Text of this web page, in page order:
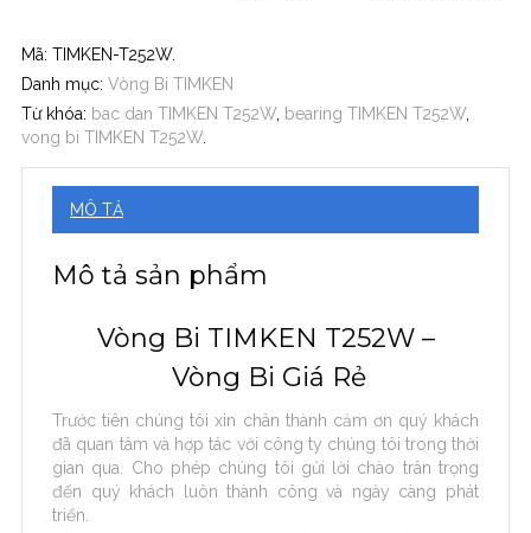
Mã: TIMKEN-T252W.
Danh mục: Vòng Bi TIMKEN
Từ khóa: bac dan TIMKEN T252W, bearing TIMKEN T252W,
vong bi TIMKEN T252W.
MÔ TẢ
Mô tả sản phẩm
Vòng Bi TIMKEN T252W –
Vòng Bi Giá Rẻ
Trước tiên chúng tôi xin chân thành cảm ơn quý khách
đã quan tâm và hợp tác với công ty chúng tôi trong thời
gian qua. Cho phép chúng tôi gửi lời chào trân trọng
đến quý khách luôn thành công và ngày càng phát
triển.